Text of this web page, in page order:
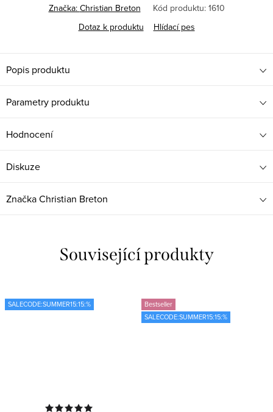
Značka: Christian Breton Kód produktu: 1610
Dotaz k produktu
Hlídací pes
Popis produktu
Parametry produktu
Hodnocení
Diskuze
ZnačkaChristian Breton
Související produkty
SALECODE:SUMMER15:15:%
Bestseller
SALECODE:SUMMER15:15:%